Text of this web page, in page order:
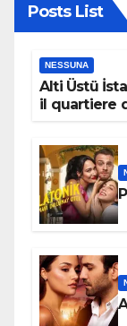
Posts List
NESSUNA
Alti Üstü
il quartiere